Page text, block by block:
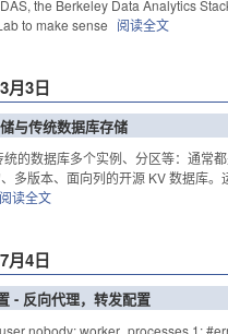
the Berkeley Data Analytics
to make sense 阅读全文
月3日
与传统数据库存储
统的数据库多个实例、分区等：通常
多版本、面向列的开源 KV 数据库
读全文
月4日
- 反向代理，转发配置
nobody; worker_processes 1;